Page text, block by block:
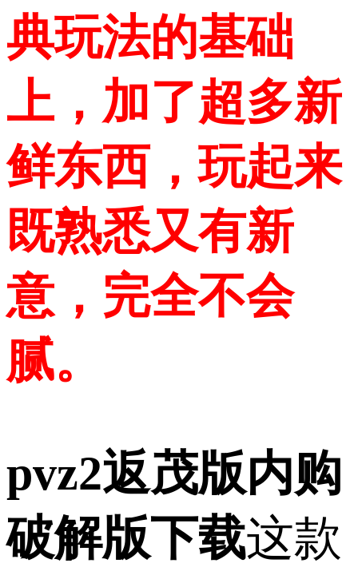
典玩法的基础
上，加了超多新
鲜东西，玩起来
既熟悉又有新
意，完全不会
腻。
pvz2返茂版内购
破解版下载这款